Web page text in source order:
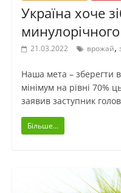
Україна хоче
21.03.2022 врожай,
Наша мета – зберегти
мінімум на рівні 70%
заявив заступник
Більше...